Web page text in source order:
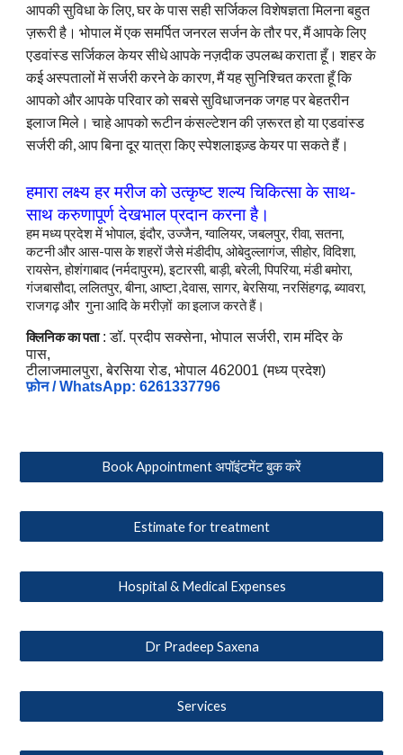
आपकी सुविधा के लिए, घर के पास सही सर्जिकल विशेषज्ञता मिलना बहुत
ज़रूरी है। भोपाल में एक समर्पित जनरल सर्जन के तौर पर, मैं आपके लिए
एडवांस्ड सर्जिकल केयर सीधे आपके नज़दीक उपलब्ध कराता हूँ। शहर के
कई अस्पतालों में सर्जरी करने के कारण, मैं यह सुनिश्चित करता हूँ कि
आपको और आपके परिवार को सबसे सुविधाजनक जगह पर बेहतरीन
इलाज मिले। चाहे आपको रूटीन कंसल्टेशन की ज़रूरत हो या एडवांस्ड
सर्जरी की, आप बिना दूर यात्रा किए स्पेशलाइज़्ड केयर पा सकते हैं।
हमारा लक्ष्य हर मरीजकोउत्कृष्ट शल्य चिकित्सा के साथ-
साथ करुणापूर्ण देखभाल प्रदान करना है।
हम मध्य प्रदेश में भोपाल, इंदौर, उज्जैन, ग्वालियर, जबलपुर, रीवा, सतना,
कटनी और आस-पास के शहरों जैसे मंडीदीप, ओबेदुल्लागंज, सीहोर, विदिशा,
रायसेन, होशंगाबाद (नर्मदापुरम), इटारसी, बाड़ी, बरेली, पिपरिया, मंडी बमोरा,
गंजबासौदा, ललितपुर, बीना, आष्टा ,देवास, सागर, बेरसिया, नरसिंहगढ़, ब्यावरा,
राजगढ़और गुना आदि के मरीज़ों का इलाज करते हैं।
क्लिनिक का पता : डॉ. प्रदीप सक्सेना, भोपाल सर्जरी, राम मंदिर के
पास,
टीलाजमालपुरा, बेरसिया रोड, भोपाल 462001 (मध्य प्रदेश)
फ़ोन / WhatsApp: 6261337796
Book Appointment अपॉइंटमेंट बुक करें
Estimate for treatment
Hospital & Medical Expenses
Dr Pradeep Saxena
Services